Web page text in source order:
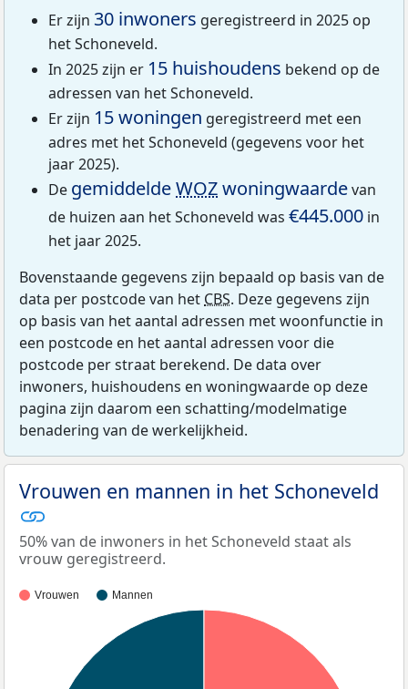
Er zijn 30 inwoners geregistreerd in 2025 op
het Schoneveld.
In 2025 zijn er 15 huishoudens bekend op de
adressen van het Schoneveld.
Er zijn 15 woningen geregistreerd met een
adres met het Schoneveld (gegevens voor het
jaar 2025).
De gemiddeldeWOZwoningwaardevan
de huizen aan het Schoneveld was €445.000 in
het jaar 2025.
Bovenstaande gegevens zijn bepaald op basis van de
data per postcode van het CBS. Deze gegevens zijn
op basis van het aantal adressen met woonfunctie in
een postcode en het aantal adressen voor die
postcode per straat berekend. De data over
inwoners, huishoudens en woningwaarde op deze
pagina zijn daarom een schatting/modelmatige
benadering van de werkelijkheid.
Vrouwen en mannen in het Schoneveld
50% van de inwoners in het Schoneveld staat als
vrouw geregistreerd.
Vrouwen Mannen